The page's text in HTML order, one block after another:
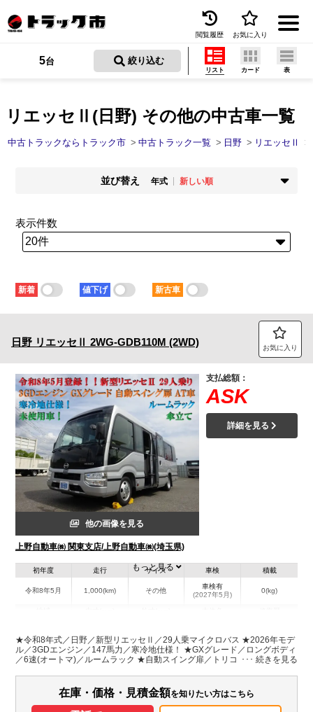
トラック買取
トラック市とは
保存した検索条件
トラック市FC会員専用ページはこちら
閲覧履歴 お気に入り
リエッセⅡ(日野) その他の中古車一覧
5台 絞り込む
リスト カード 表
中古トラックならトラック市 中古トラック一覧 日野 リエッセⅡ
並び替え 年式
新しい順
新着順
走行距離
少ない順
多い順
価格
安い順
高い順
少ない順
多い順
短い順
表示件数
新着 値下げ 新古車
日野 リエッセⅡ 2WG-GDB110M (2WD) お気に入り
他の画像を見る
上野自動車㈱ 関東支店/上野自動車㈱(埼玉県)
支払総額：
ASK
詳細を見る
初年度
令和8年5月
走行
1,000(km)
サイズ
その他
車検
車検有
(2027年5月)
積載
0(kg)
埼玉県
W:1,885
H:1,890
W:2,080
H:2,630
無
パワステ パワーウィンドウ ABS エアバッグ
集中ドアロック
電動格納ミラー
カーナビ
取扱説明書（一部含む）
もっと見る
★令和8年式／日野／新型リエッセⅡ／29人乗マイクロバス ★2026年モデ
ル／3GDエンジン／147馬力／寒冷地仕様！ ★GXグレード／ロングボディ
／6速(オートマ)／ルームラック ★自動スイング扉／トリコットシート(上
在庫・価格・見積金額を知りたい方はこちら